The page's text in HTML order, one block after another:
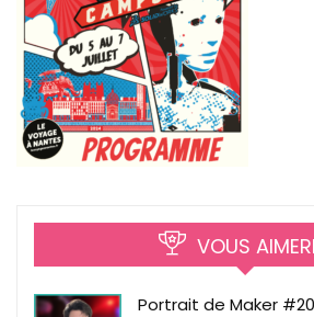
VOUS
Portrait de Maker